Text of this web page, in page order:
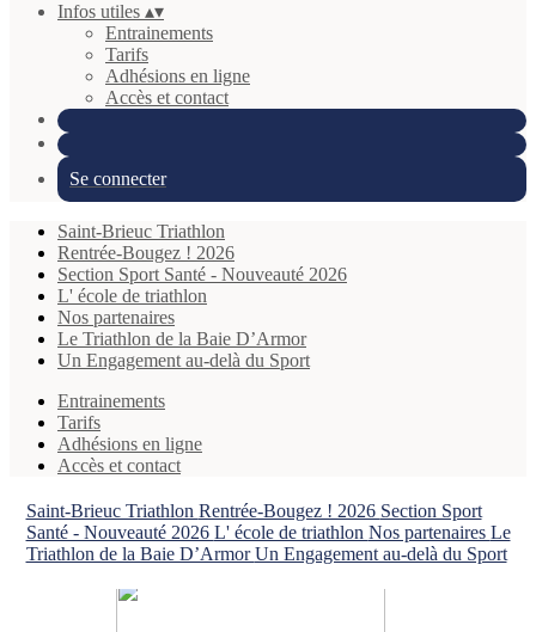
Infos utiles ▴▾
Entrainements
Tarifs
Adhésions en ligne
Accès et contact
Se connecter
Saint-Brieuc Triathlon
Rentrée-Bougez ! 2026
Section Sport Santé - Nouveauté 2026
L' école de triathlon
Nos partenaires
Le Triathlon de la Baie D’Armor
Un Engagement au-delà du Sport
Entrainements
Tarifs
Adhésions en ligne
Accès et contact
Saint-Brieuc Triathlon Rentrée-Bougez ! 2026 Section Sport
Santé - Nouveauté 2026 L' école de triathlon Nos partenaires Le
Triathlon de la Baie D’ArmorUn Engagement au-delà du Sport